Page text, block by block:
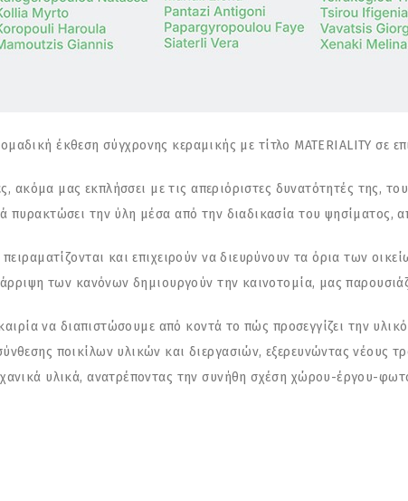
έκθεση σύγχρονης κεραμικής με τίτλο MATERIALITY σε
ακόμα μας εκπλήσσει με τις απεριόριστες δυνατότητές της,
την ύλη μέσα από την διαδικασία του ψησίματος,
και επιχειρούν να διευρύνουν τα όρια των
των κανόνων δημιουργούν την καινοτομία, μας
να διαπιστώσουμε από κοντά το πώς προσεγγίζει την
ποικίλων υλικών και διεργασιών, εξερευνώντας νέους
υλικά, ανατρέποντας την συνήθη σχέση χώρου-έργου-